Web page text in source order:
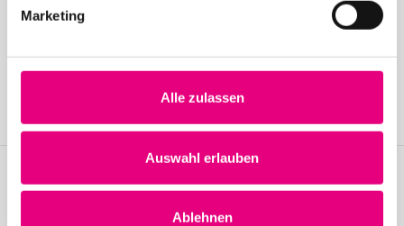
Marketing
Alle zulassen
Auswahl erlauben
Ablehnen